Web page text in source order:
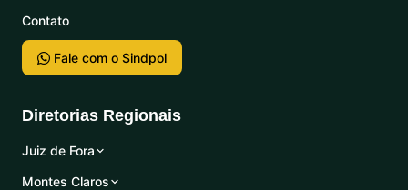
Contato
Fale com o Sindpol
Diretorias Regionais
Juiz de Fora
Montes Claros